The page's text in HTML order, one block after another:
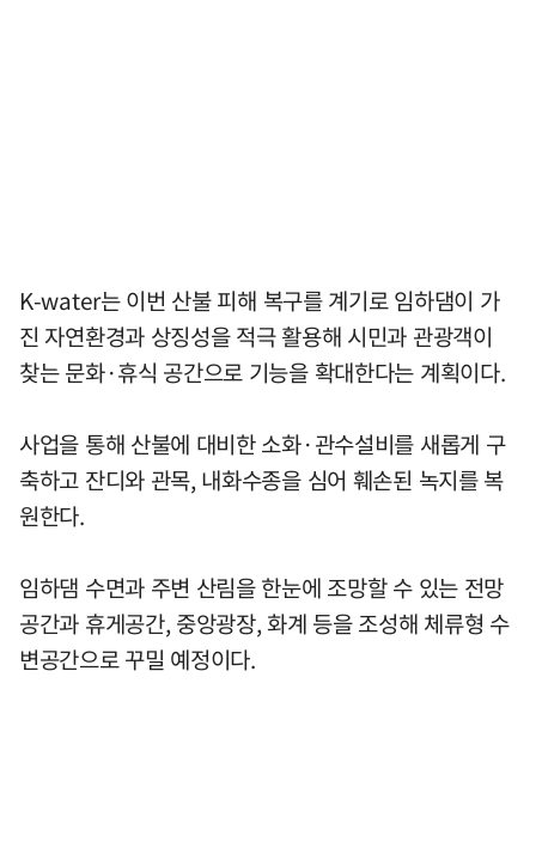
K-water는 이번 산불 피해 복구를 계기로 임하댐이 가
진 자연환경과 상징성을 적극 활용해 시민과 관광객이
찾는 문화·휴식 공간으로 기능을 확대한다는 계획이다.
사업을 통해 산불에 대비한 소화·관수설비를 새롭게 구
축하고 잔디와 관목, 내화수종을 심어 훼손된 녹지를 복
원한다.
임하댐 수면과 주변 산림을 한눈에 조망할 수 있는 전망
공간과 휴게공간, 중앙광장, 화계 등을 조성해 체류형 수
변공간으로 꾸밀 예정이다.